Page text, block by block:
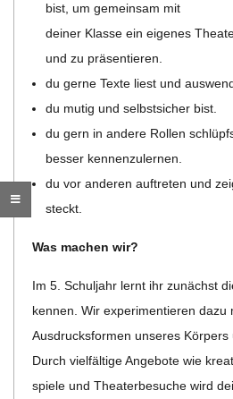
G
O
L
D
S
C
H
M
bist, um gemein­sam mit
dei­ner Klasse ein eige­nes
und zu präsentieren.
du gerne Texte liest und
du mutig und selbst­si­cher bist.
du gern in andere Rol­len
bes­ser kennenzulernen.
du vor ande­ren auf­tre­ten und
steckt.
Was machen wir?
Im 5. Schul­jahr lernt ihr zunächst
ken­nen. Wir expe­ri­men­tie­ren dazu
Aus­drucks­for­men unse­res
Durch viel­fäl­tige Ange­bote wie
spiele und Thea­ter­be­su­che wird